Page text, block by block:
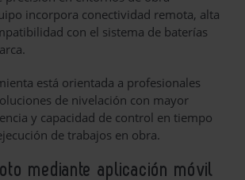
incorpora conectividad remota, alta
con el sistema de baterías
está orientada a profesionales
de nivelación con mayor
y capacidad de control en tiempo
de trabajos en obra.
mediante aplicación móvil